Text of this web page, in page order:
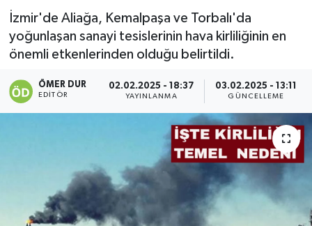
İzmir'de Aliağa, Kemalpaşa ve Torbalı'da
yoğunlaşan sanayi tesislerinin hava kirliliğinin en
önemli etkenlerinden olduğu belirtildi.
ÖMER DUR
EDITÖR
02.02.2025 - 18:37
YAYINLANMA
03.02.2025 - 13:11
GÜNCELLEME
Süper Lig Puan Durumu ve Fikstür
Tüm Manşetler
Son Dakika Haberleri